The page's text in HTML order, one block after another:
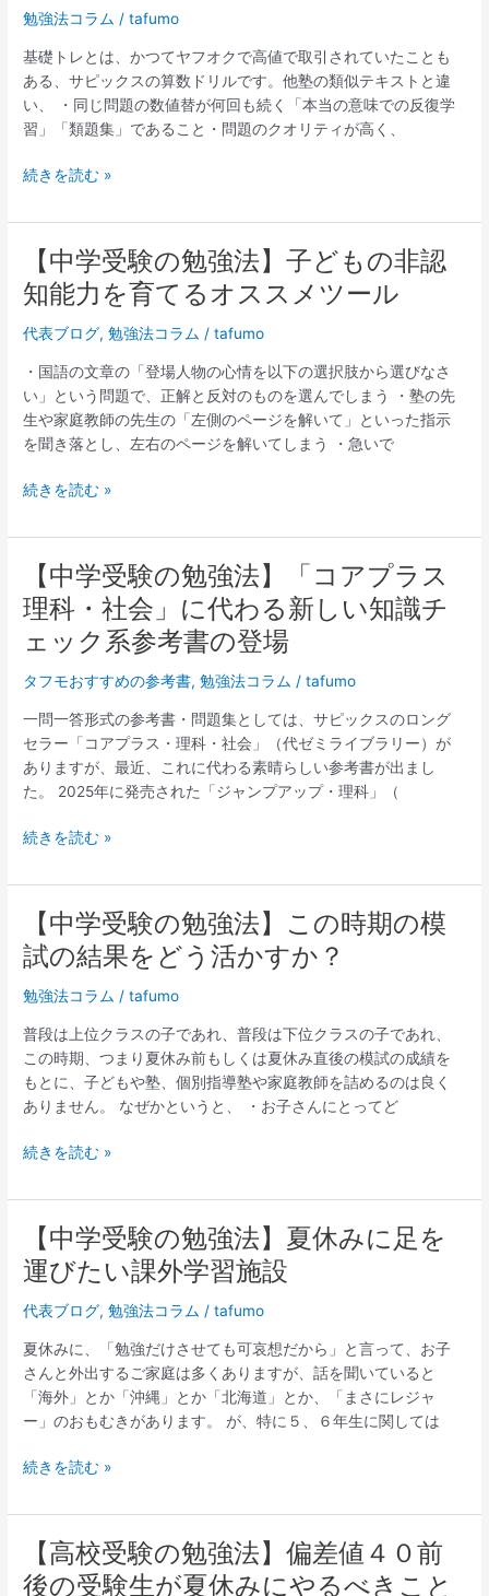
勉強法コラム /tafumo
基礎トレとは、かつてヤフオクで高値で取引されていたことも
ある、サピックスの算数ドリルです。他塾の類似テキストと違
い、 ・同じ問題の数値替が何回も続く「本当の意味での反復学
習」「類題集」であること・問題のクオリティが高く、
勉
強
法・
サ
ピ
ク
ネ
タ】
の
も
度
は
挫
す
算
「基
ト
レ」
ト
リ
セ
ツ
続きを読む »
【中学受験の勉強法】子どもの非認
知能力を育てるオススメツール
代表ブログ,勉強法コラム /tafumo
・国語の文章の「登場人物の心情を以下の選択肢から選びなさ
い」という問題で、正解と反対のものを選んでしまう ・塾の先
生や家庭教師の先生の「左側のページを解いて」といった指示
を聞き落とし、左右のページを解いてしまう ・急いで
【中
学
受
験
勉
強
法】
子
も
知
能
力
育
る
オ
ス
メ
ー
続きを読む »
【中学受験の勉強法】「コアプラス
理科・社会」に代わる新しい知識チ
ェック系参考書の登場
タフモおすすめの参考書,勉強法コラム /tafumo
一問一答形式の参考書・問題集としては、サピックスのロング
セラー「コアプラス・理科・社会」（代ゼミライブラリー）が
ありますが、最近、これに代わる素晴らしい参考書が出まし
た。 2025年に発売された「ジャンプアップ・理科」（
【中
学
受
験
勉
強
法】
「コ
ア
ラ
理
科・
会」
代
わ
る
新
し
知
チ
ク
参
考
書
の
続きを読む »
【中学受験の勉強法】この時期の模
試の結果をどう活かすか？
勉強法コラム /tafumo
普段は上位クラスの子であれ、普段は下位クラスの子であれ、
この時期、つまり夏休み前もしくは夏休み直後の模試の成績を
もとに、子どもや塾、個別指導塾や家庭教師を詰めるのは良く
ありません。 なぜかというと、 ・お子さんにとってど
【中
学
受
験
勉
強
法】
こ
時
試
の
結
を
ど
う
活
す
続きを読む »
【中学受験の勉強法】夏休みに足を
運びたい課外学習施設
代表ブログ,勉強法コラム /tafumo
夏休みに、「勉強だけさせても可哀想だから」と言って、お子
さんと外出するご家庭は多くありますが、話を聞いていると
「海外」とか「沖縄」とか「北海道」とか、「まさにレジャ
ー」のおもむきがあります。 が、特に５、６年生に関しては
【中
学
受
験
勉
強
法】
夏
み
運
続きを読む »
【高校受験の勉強法】偏差値４０前
後の受験生が夏休みにやるべきこと
【高
校